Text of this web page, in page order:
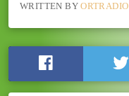
WRITTEN BYORTRADIO